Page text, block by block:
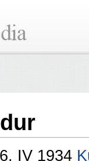
IV 1934